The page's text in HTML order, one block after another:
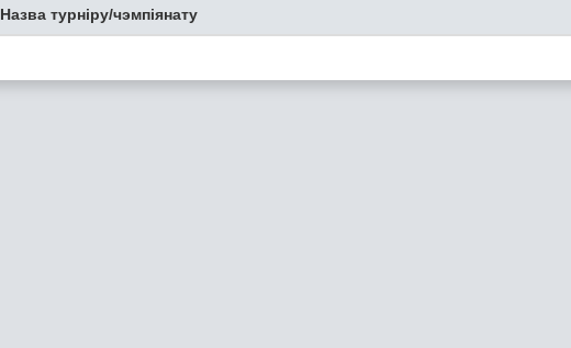
Назва турніру/чэмпіянату